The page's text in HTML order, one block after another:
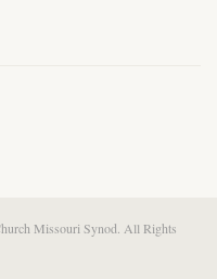
Missouri Synod. All Rights